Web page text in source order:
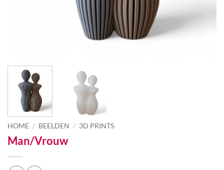
HOME / BEELDEN / 3D PRINTS
Man/Vrouw